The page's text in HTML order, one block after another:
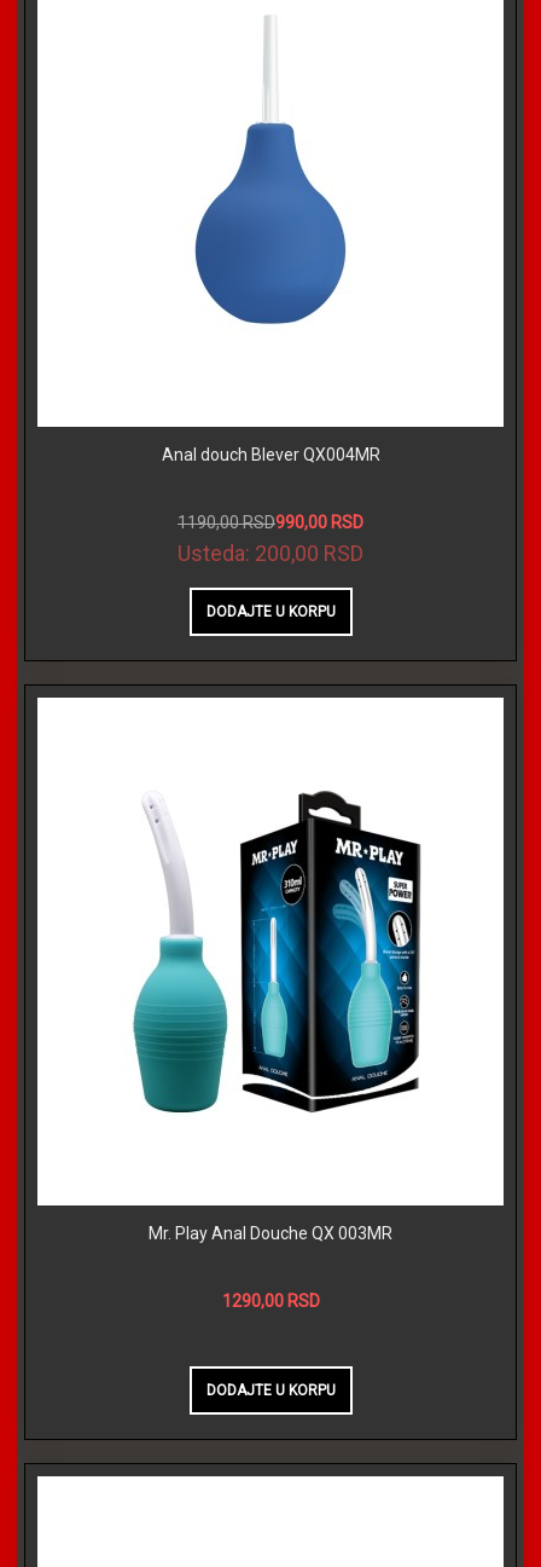
Anal douch Blever QX004MR
1190,00 RSD990,00 RSD
Usteda: 200,00 RSD
Mr. Play Anal Douche QX 003MR
1290,00 RSD